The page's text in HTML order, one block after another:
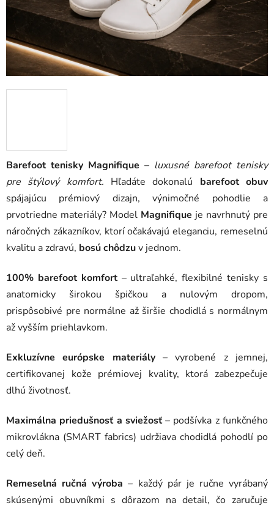
Barefoot tenisky Magnifique – luxusné barefoot tenisky
pre štýlový komfort. Hľadáte dokonalú barefoot obuv
spájajúcu prémiový dizajn, výnimočné pohodlie a
prvotriedne materiály? Model Magnifique je navrhnutý pre
náročných zákazníkov, ktorí očakávajú eleganciu, remeselnú
kvalitu a zdravú, bosú chôdzuv jednom.
100% barefoot komfort– ultraľahké, flexibilné tenisky s
anatomicky širokou špičkou a nulovým dropom,
prispôsobivé pre normálne až širšie chodidlá s normálnym
až vyšším priehlavkom.
Exkluzívne európske materiály– vyrobené z jemnej,
certifikovanej kože prémiovej kvality, ktorá zabezpečuje
dlhú životnosť.
Maximálna priedušnosť a sviežosť– podšívka z funkčného
mikrovlákna (SMART fabrics) udržiava chodidlá pohodlí po
celý deň.
Remeselná ručná výroba – každý pár je ručne vyrábaný
skúsenými obuvníkmi s dôrazom na detail, čo zaručuje